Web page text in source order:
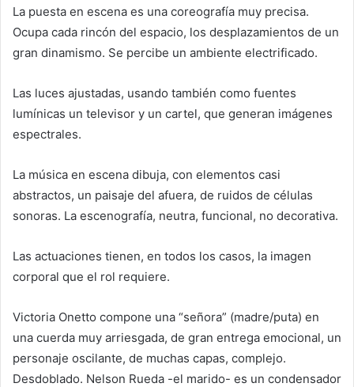
La puesta en escena es una coreografía muy precisa.
Ocupa cada rincón del espacio, los desplazamientos de un
gran dinamismo. Se percibe un ambiente electrificado.
Las luces ajustadas, usando también como fuentes
lumínicas un televisor y un cartel, que generan imágenes
espectrales.
La música en escena dibuja, con elementos casi
abstractos, un paisaje del afuera, de ruidos de células
sonoras. La escenografía, neutra, funcional, no decorativa.
Las actuaciones tienen, en todos los casos, la imagen
corporal que el rol requiere.
Victoria Onetto compone una “señora” (madre/puta) en
una cuerda muy arriesgada, de gran entrega emocional, un
personaje oscilante, de muchas capas, complejo.
Desdoblado. Nelson Rueda -el marido- es un condensador